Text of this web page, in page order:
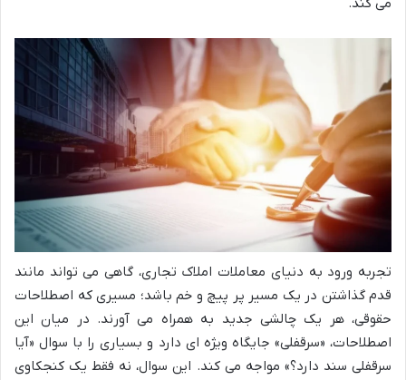
می کند.
تجربه ورود به دنیای معاملات املاک تجاری، گاهی می تواند مانند
قدم گذاشتن در یک مسیر پر پیچ و خم باشد؛ مسیری که اصطلاحات
حقوقی، هر یک چالشی جدید به همراه می آورند. در میان این
اصطلاحات، «سرقفلی» جایگاه ویژه ای دارد و بسیاری را با سوال «آیا
سرقفلی سند دارد؟» مواجه می کند. این سوال، نه فقط یک کنجکاوی